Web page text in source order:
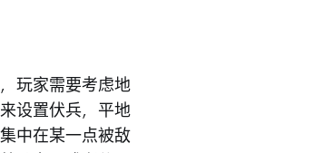
玩家需要考虑地
设置伏兵，平地
中在某一点被敌